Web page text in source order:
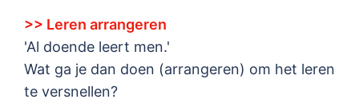
>> Leren arrangeren
'Al doende leert men.'
Wat ga je dan doen (arrangeren) om het leren
te versnellen?